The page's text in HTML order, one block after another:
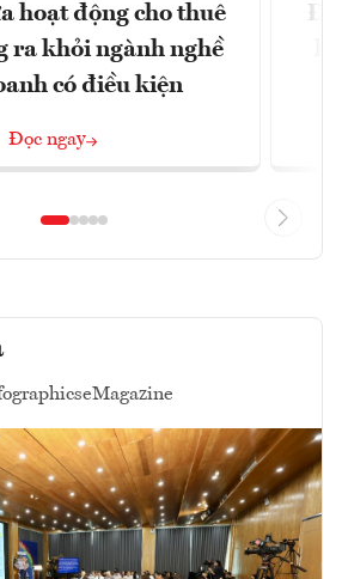
hoạt động cho thuê
ra khỏi ngành nghề
có điều kiện
Đọc ngay
Đề
eMagazine